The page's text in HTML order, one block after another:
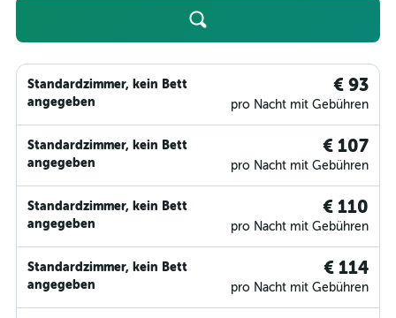
Standardzimmer, kein Bett
angegeben
€ 93
pro Nacht mit Gebühren
Standardzimmer, kein Bett
angegeben
€ 107
pro Nacht mit Gebühren
Standardzimmer, kein Bett
angegeben
€ 110
pro Nacht mit Gebühren
Standardzimmer, kein Bett
angegeben
€ 114
pro Nacht mit Gebühren